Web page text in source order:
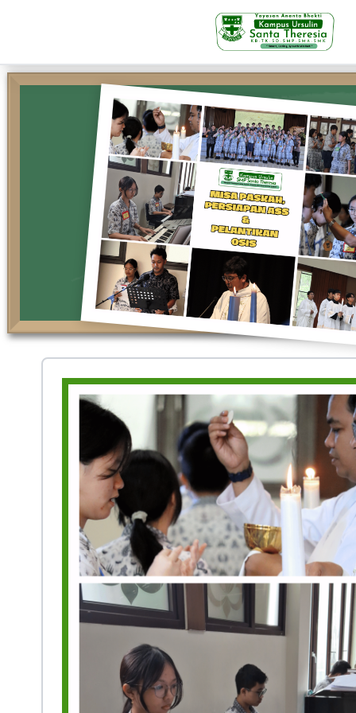
KB-TK
Beranda
Profil
Visi Misi & Nilai
Struktur Organisasi
Fasilitas
Kegiatan Siswa
Ekstrakurikuler